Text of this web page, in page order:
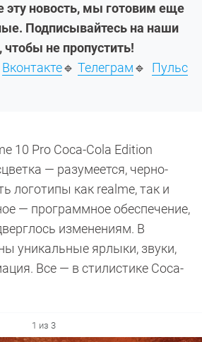
эту новость, мы готовим еще
Подписывайтесь на наши
не пропустить!
Вконтакте🔹 Телеграм🔹 Пульс
10 Pro Coca-Cola Edition
— разумеется, черно-
логотипы как realme, так и
— программное обеспечение,
изменениям. В
уникальные ярлыки, звуки,
Все — в стилистике Coca-
1 из 3